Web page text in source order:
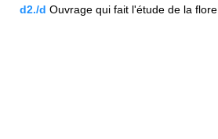
d2./d Ouvrage qui fait l'étude de la flore.